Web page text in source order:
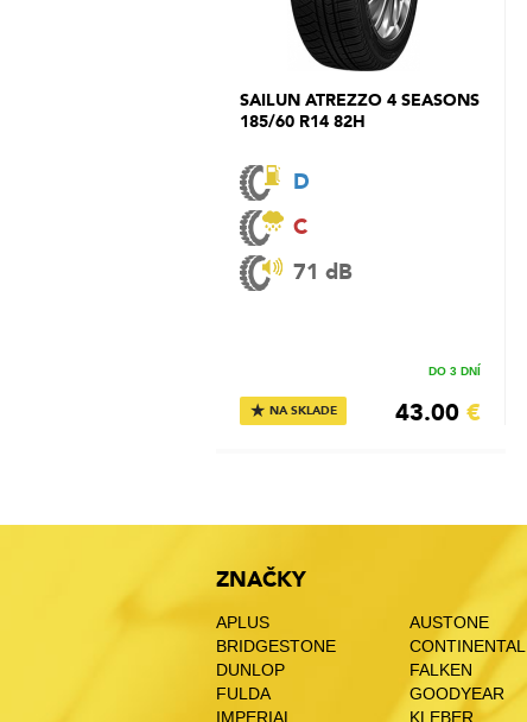
SAILUN ATREZZO 4 SEASONS
185/60 R14 82H
D
C
71 dB
★ NA SKLADE
DO 3 DNÍ
43.00 €
ZNAČKY
APLUS AUSTONE
BRIDGESTONE
CONTINENTAL
DUNLOP
FALKEN
FULDA
GOODYEAR
IMPERIAL
KLEBER